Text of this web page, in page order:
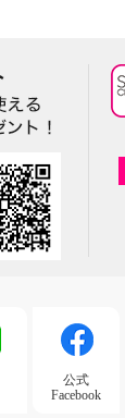
公式
Facebook